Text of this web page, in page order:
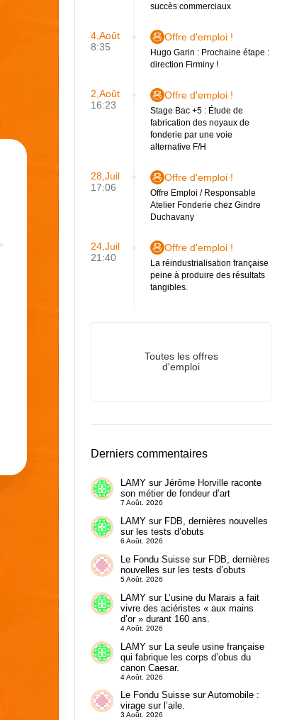
succès commerciaux
4,Août
8:35
Offre d'emploi !
Hugo Garin : Prochaine étape :
direction Firminy !
2,Août
16:23
Offre d'emploi !
Stage Bac +5 : Étude de
fabrication des noyaux de
fonderie par une voie
alternative F/H
28,Juil
17:06
Offre d'emploi !
Offre Emploi / Responsable
Atelier Fonderie chez Gindre
Duchavany
24,Juil
21:40
Offre d'emploi !
La réindustrialisation française
peine à produire des résultats
tangibles.
Toutes les offres
d'emploi
Derniers commentaires
LAMYsur Jérôme Horville raconte
son métier de fondeur d’art
7 Août. 2026
LAMYsur FDB, dernières nouvelles
sur les tests d’obuts
6 Août. 2026
Le Fondu Suissesur FDB, dernières
nouvelles sur les tests d’obuts
5 Août. 2026
LAMYsur L’usine du Marais a fait
vivre des aciéristes « aux mains
d’or » durant 160 ans.
4 Août. 2026
LAMYsur La seule usine française
qui fabrique les corps d’obus du
canon Caesar.
4 Août. 2026
Le Fondu SuissesurAutomobile :
virage sur l’aile.
3 Août. 2026